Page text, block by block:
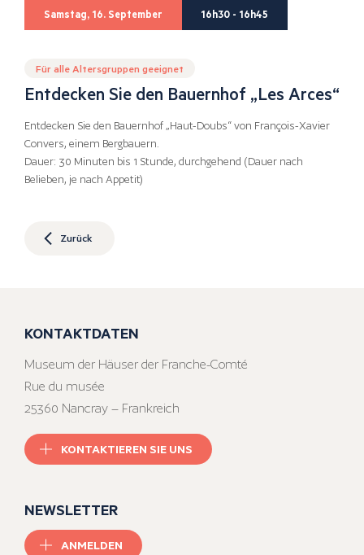
Samstag, 16. September 16h30 - 16h45
Für alle Altersgruppen geeignet
Entdecken Sie den Bauernhof „Les Arces“
Entdecken Sie den Bauernhof „Haut-Doubs“ von François-Xavier
Convers, einem Bergbauern.
Dauer: 30 Minuten bis 1 Stunde, durchgehend (Dauer nach
Belieben, je nach Appetit)
Zurück
KONTAKTDATEN
Museum der Häuser der Franche-Comté
Rue du musée
25360 Nancray – Frankreich
KONTAKTIEREN SIE UNS
NEWSLETTER
ANMELDEN